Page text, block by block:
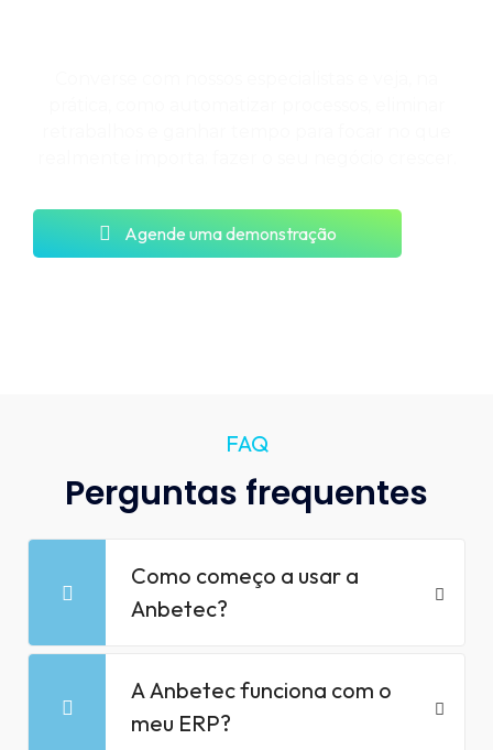
Agende uma demonstração
FAQ
Perguntas frequentes
Como começo a usar a
Anbetec?
A Anbetec funciona com o
meu ERP?